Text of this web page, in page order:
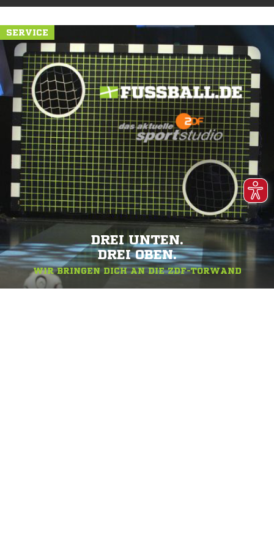
SERVICE
DREI UNTEN.
DREI OBEN.
WIR BRINGEN DICH AN DIE ZDF-TORWAND